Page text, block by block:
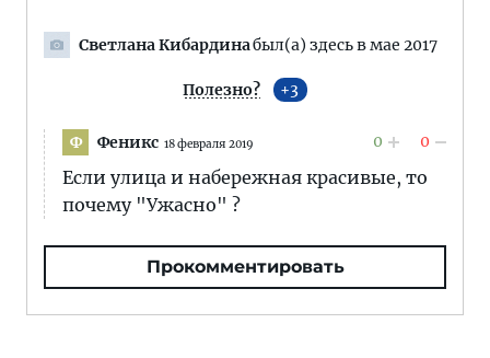
Светлана Кибардинабыл(а) здесь в мае 2017
Полезно? 3
Ф Феникс 18 февраля 2019 0 0
Если улица и набережная красивые, то
почему "Ужасно" ?
Прокомментировать